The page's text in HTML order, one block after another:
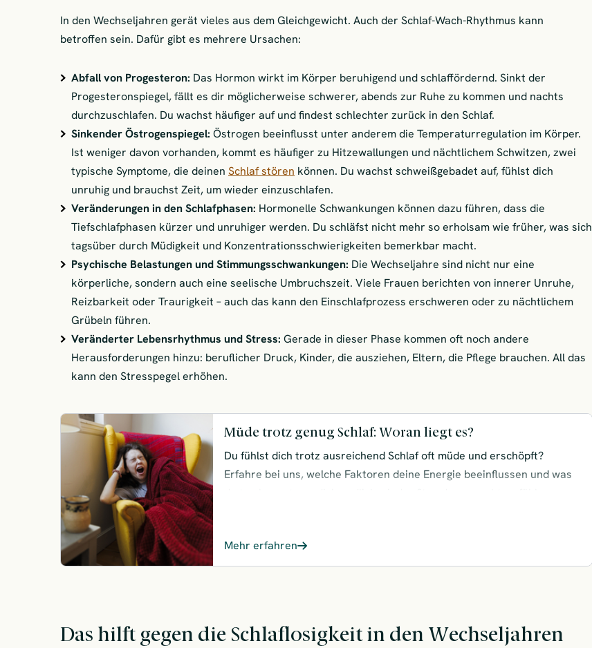
In den Wechseljahren gerät vieles aus dem Gleichgewicht. Auch der Schlaf-Wach-Rhythmus kann
betroffen sein. Dafür gibt es mehrere Ursachen:
Abfall von Progesteron: Das Hormon wirkt im Körper beruhigend und schlaffördernd. Sinkt der
Progesteronspiegel, fällt es dir möglicherweise schwerer, abends zur Ruhe zu kommen und nachts
durchzuschlafen. Du wachst häufiger auf und findest schlechter zurück in den Schlaf.
Sinkender Östrogenspiegel: Östrogen beeinflusst unter anderem die Temperaturregulation im Körper.
Ist weniger davon vorhanden, kommt es häufiger zu Hitzewallungen und nächtlichem Schwitzen, zwei
typische Symptome, die deinen Schlaf stören können. Du wachst schweißgebadet auf, fühlst dich
unruhig und brauchst Zeit, um wieder einzuschlafen.
Veränderungen in den Schlafphasen: Hormonelle Schwankungen können dazu führen, dass die
Tiefschlafphasen kürzer und unruhiger werden. Du schläfst nicht mehr so erholsam wie früher, was sich
tagsüber durch Müdigkeit und Konzentrationsschwierigkeiten bemerkbar macht.
Psychische Belastungen und Stimmungsschwankungen: Die Wechseljahre sind nicht nur eine
körperliche, sondern auch eine seelische Umbruchszeit. Viele Frauen berichten von innerer Unruhe,
Reizbarkeit oder Traurigkeit – auch das kann den Einschlafprozess erschweren oder zu nächtlichem
Grübeln führen.
Veränderter Lebensrhythmus und Stress: Gerade in dieser Phase kommen oft noch andere
Herausforderungen hinzu: beruflicher Druck, Kinder, die ausziehen, Eltern, die Pflege brauchen. All das
kann den Stresspegel erhöhen.
Müde trotz genug Schlaf: Woran liegt es?
Du fühlst dich trotz ausreichend Schlaf oft müde und erschöpft?
Erfahre bei uns, welche Faktoren deine Energie beeinflussen und was
Mehr erfahren
Das hilft gegen die Schlaflosigkeit in den Wechseljahren